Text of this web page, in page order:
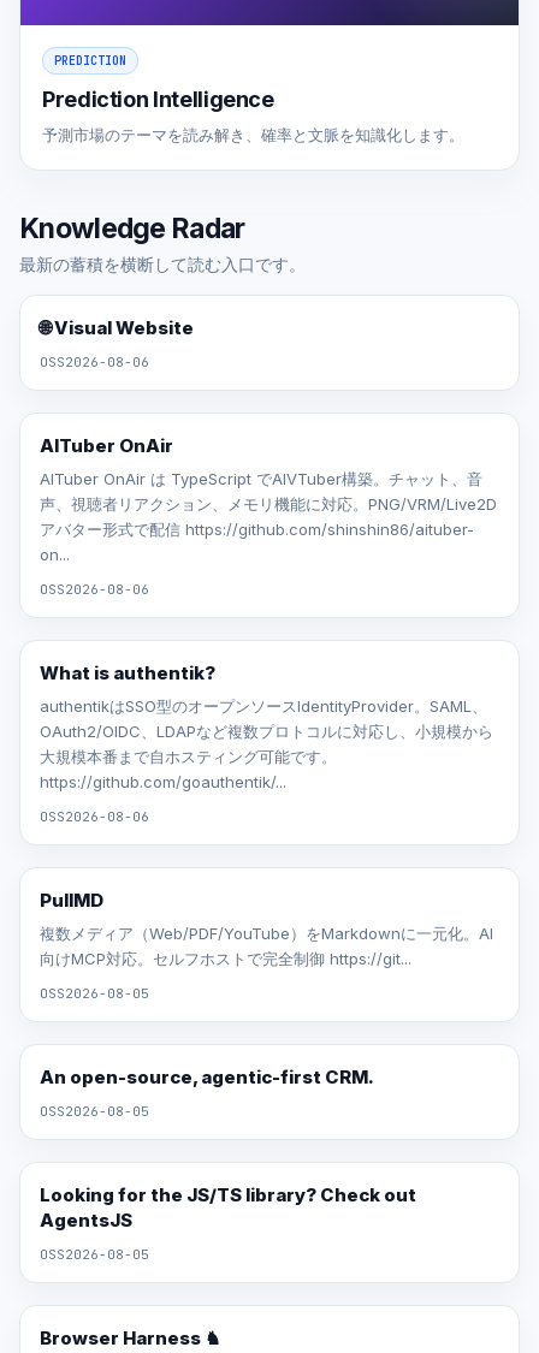
PREDICTION
Prediction Intelligence
予測市場のテーマを読み解き、確率と文脈を知識化します。
Knowledge Radar
最新の蓄積を横断して読む入口です。
🌐 Visual Website
OSS2026-08-06
AITuber OnAir
AITuber OnAir は TypeScript でAIVTuber構築。チャット、音
声、視聴者リアクション、メモリ機能に対応。PNG/VRM/Live2D
アバター形式で配信 https://github.com/shinshin86/aituber-
on...
OSS2026-08-06
What is authentik?
authentikはSSO型のオープンソースIdentityProvider。SAML、
OAuth2/OIDC、LDAPなど複数プロトコルに対応し、小規模から
大規模本番まで自ホスティング可能です。
https://github.com/goauthentik/...
OSS2026-08-06
PullMD
複数メディア（Web/PDF/YouTube）をMarkdownに一元化。AI
向けMCP対応。セルフホストで完全制御 https://git...
OSS2026-08-05
An open-source, agentic-first CRM.
OSS2026-08-05
Looking for the JS/TS library? Check out
AgentsJS
OSS2026-08-05
Browser Harness ♞